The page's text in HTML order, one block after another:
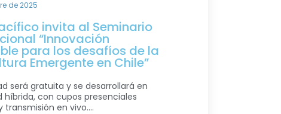
de 2025
invita al Seminario
“Innovación
para los desafíos de la
Emergente en Chile”
será gratuita y se desarrollará en
híbrida, con cupos presenciales
transmisión en vivo....